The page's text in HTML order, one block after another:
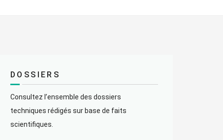
DOSSIERS
Consultez l’ensemble des dossiers
techniques rédigés sur base de faits
scientifiques.